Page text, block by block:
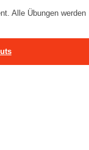
Alle Übungen werden